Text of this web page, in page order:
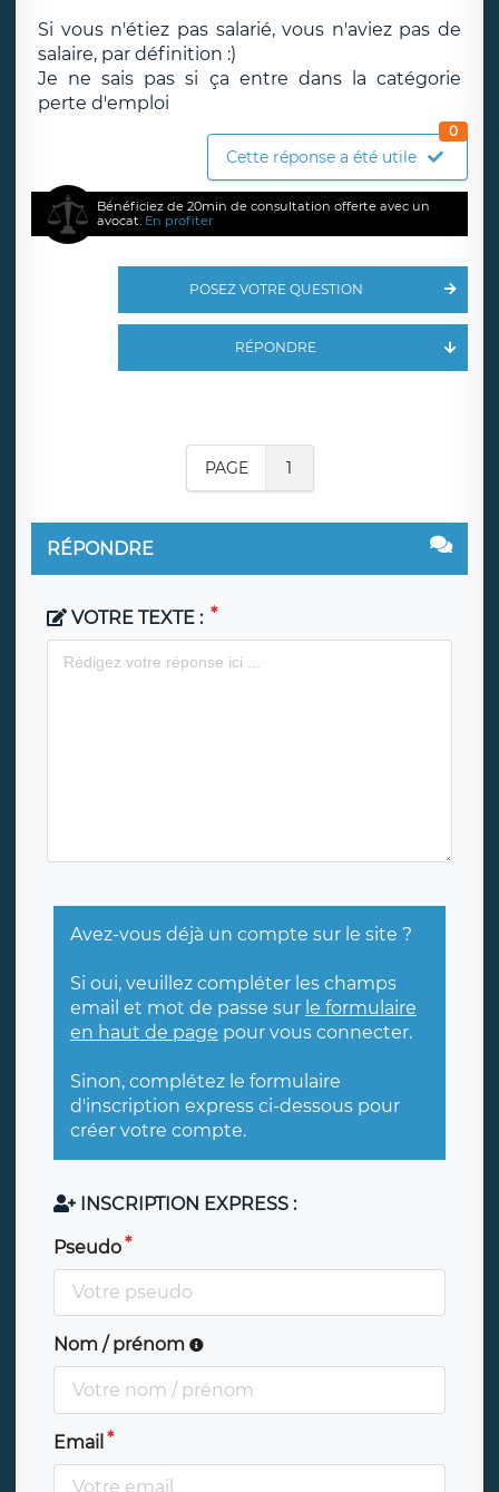
Si vous n'étiez pas salarié, vous n'aviez pas de
salaire, par définition :)
Je ne sais pas si ça entre dans la catégorie
perte d'emploi
Cette réponse a été utile
0
Bénéficiez de 20min de consultation offerte avec un
avocat. En profiter
POSEZ VOTRE QUESTION
RÉPONDRE
PAGE 1
RÉPONDRE
VOTRE TEXTE :
Avez-vous déjà un compte sur le site ?
Si oui, veuillez compléter les champs
email et mot de passe sur le formulaire
en haut de page pour vous connecter.
Sinon, complétez le formulaire
d'inscription express ci-dessous pour
créer votre compte.
INSCRIPTION EXPRESS :
Pseudo
Nom / prénom
Email